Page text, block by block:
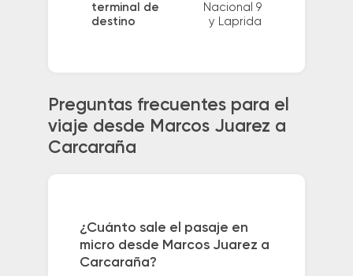
terminal de
destino
Nacional 9
y Laprida
Preguntas frecuentes para el
viaje desde Marcos Juarez a
Carcaraña
¿Cuánto sale el pasaje en
micro desde Marcos Juarez a
Carcaraña?